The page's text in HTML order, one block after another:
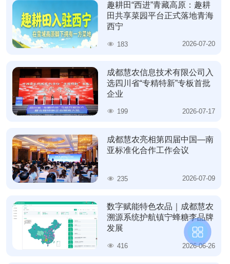
解
决
方
案
例
心
新
动
联系
趣耕田“西进”青藏高原：趣耕
田共享菜园平台正式落地青海
西宁
183 2026-07-20
成都慧农信息技术有限公司入
选四川省“专精特新”专板首批
企业
199 2026-07-17
成都慧农亮相第四届中国—南
亚标准化合作工作会议
235 2026-07-09
数字赋能特色农品｜成都慧农
溯源系统护航镇宁蜂糖李品牌
发展
416 2026-06-26